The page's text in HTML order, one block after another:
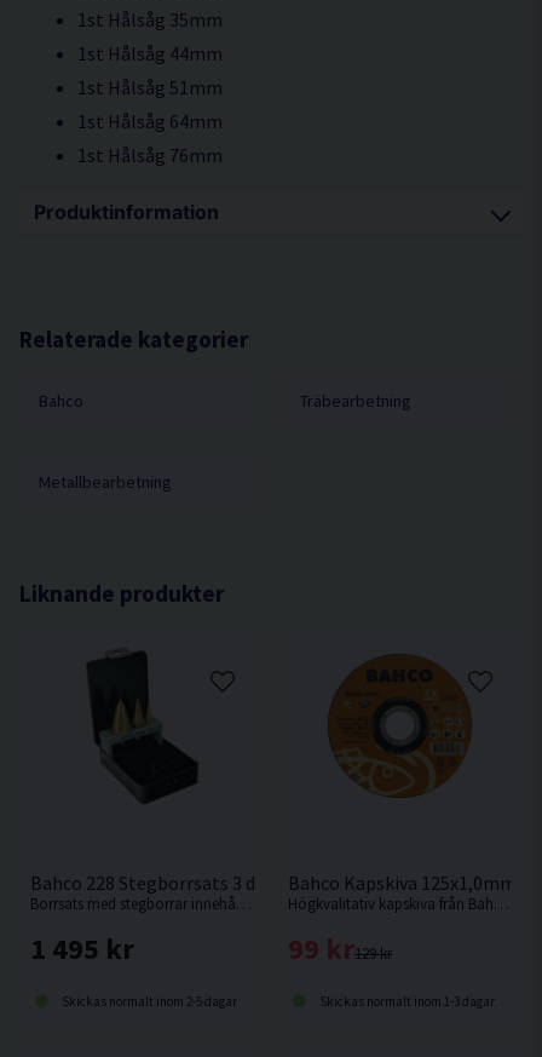
1st Hålsåg 35mm
1st Hålsåg 44mm
1st Hålsåg 51mm
1st Hålsåg 64mm
1st Hålsåg 76mm
Produktinformation
Sandflex® bimetallhålsågar är speciellt utformade
för sågning i metall men kan användas i de flesta
järnmetaller (aluminium, mässing och koppar)
Hållaren kräver en skruvdragare med minst 13 mm
fäste.
Bimetall med 8 % kobolt
Relaterade kategorier
Bahco Träbearbetning
Metallbearbetning
Liknande produkter
Bahco 228 Stegborrsats 3 delar 4-35mm
Borrsats med stegborrar innehållande 3 delar från Bahco.
1 495 kr
Skickas normalt inom 2-5 dagar
Bahco Kapskiva 125x1,0mm
Högkvalitativ kapskiva från Bahco för allroundkapning i metall inklusive rostfritt stål.
129 kr
99 kr
Skickas normalt inom 1-3 dagar